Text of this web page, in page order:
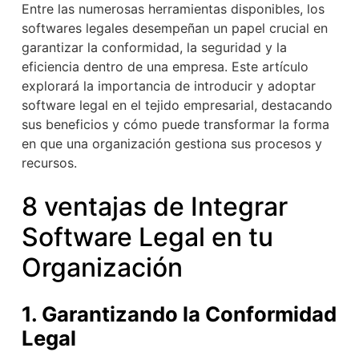
Entre las numerosas herramientas disponibles, los
softwares legales desempeñan un papel crucial en
garantizar la conformidad, la seguridad y la
eficiencia dentro de una empresa. Este artículo
explorará la importancia de introducir y adoptar
software legal en el tejido empresarial, destacando
sus beneficios y cómo puede transformar la forma
en que una organización gestiona sus procesos y
recursos.
8 ventajas de Integrar
Software Legal en tu
Organización
1. Garantizando la Conformidad
Legal